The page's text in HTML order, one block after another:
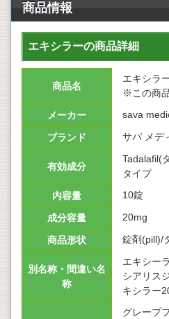
商品情報
エキシラーの商品詳細
商品名
エキシラ
※この商
メーカー
sava
ブランド サバ メデ
有効成分
Tadalafil(
タイプ
内容量
10錠
成分容量 20mg
商品形状 錠剤(pill)/
別名称・間違い名
称
エキシー
シアリス
キシラー
グレープ